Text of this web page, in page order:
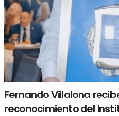
Fernando Villalona
reconocimiento del